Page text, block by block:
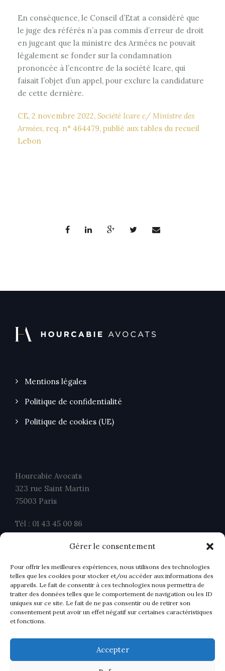
Gérer le consentement
Pour offrir les meilleures expériences, nous utilisons des technologies
telles que les cookies pour stocker et/ou accéder aux informations des
appareils. Le fait de consentir à ces technologies nous permettra de
traiter des données telles que le comportement de navigation ou les ID
uniques sur ce site. Le fait de ne pas consentir ou de retirer son
consentement peut avoir un effet négatif sur certaines caractéristiques
et fonctions.
Accepter
En conséquence, le Conseil d’Etat a considéré que
le juge des référés n’a pas commis d’erreur de droit
en jugeant que la ministre des Armées ne pouvait
légalement se fonder sur la condamnation
prononcée à l’encontre de la société Icare, qui
faisait l’objet d’un appel, pour exclure la candidature
de cette dernière.
CE, 2 novembre 2022, Société Icare c/ Ministre des
Armées, req. n° 464479, publié aux tables du recueil
Lebon
Mentions légales
Politique de confidentialité
Politique de cookies (UE)
Hourcabie Avocats
323 rue Saint Martin
75003 Paris
Tél : 01 43 45 00 86
contact@ahavocats.fr